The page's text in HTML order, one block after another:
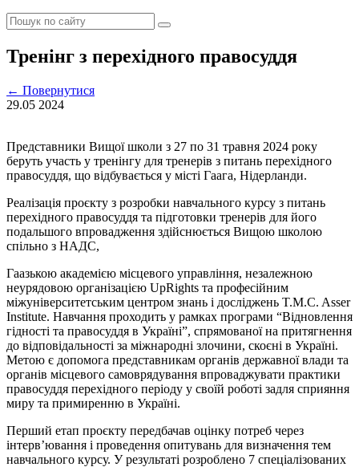
Тренінг з перехідного правосуддя
← Повернутися
29.05 2024
Представники Вищої школи з 27 по 31 травня 2024 року
беруть участь у тренінгу для тренерів з питань перехідного
правосуддя, що відбувається у місті Гаага, Нідерланди.
Реалізація проєкту з розробки навчального курсу з питань
перехідного правосуддя та підготовки тренерів для його
подальшого впровадження здійснюється Вищою школою
спільно з НАДС,
Гаазькою академією місцевого управління, незалежною
неурядовою організацією UpRights та професійним
міжуніверситетським центром знань і досліджень T.M.C. Asser
Institute. Навчання проходить у рамках програми “Відновлення
гідності та правосуддя в Україні”, спрямованої на притягнення
до відповідальності за міжнародні злочини, скоєні в Україні.
Метою є допомога представникам органів державної влади та
органів місцевого самоврядування впроваджувати практики
правосуддя перехідного періоду у своїй роботі задля сприяння
миру та примиренню в Україні.
Перший етап проєкту передбачав оцінку потреб через
інтерв’ювання і проведення опитувань для визначення тем
навчального курсу. У результаті розроблено 7 спеціалізованих